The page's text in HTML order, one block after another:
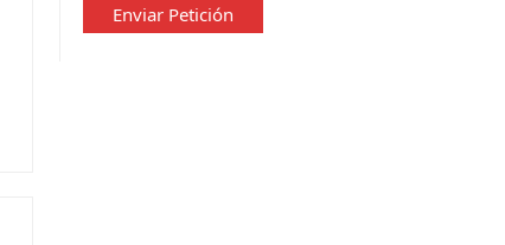
Enviar Petición